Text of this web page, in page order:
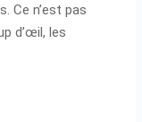
Ce n’est pas
d’œil, les